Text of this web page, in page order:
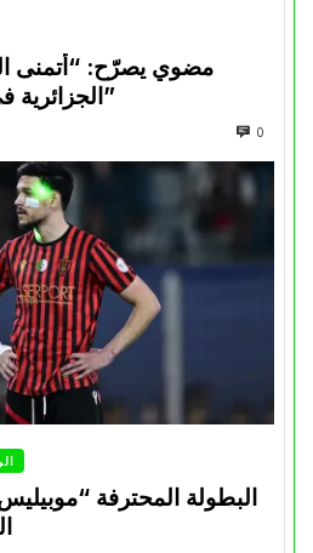
مضوي يصرّح: “أتمنى
الجزائرية في المسابقات القارية”
0
البطولة المحترفة